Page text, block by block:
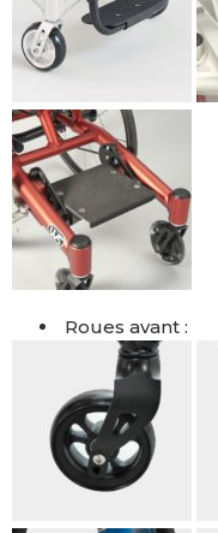
Roues avant :